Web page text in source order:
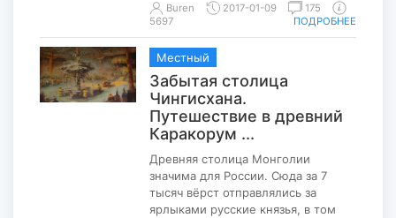
Buren 2017-01-09
175
5697
ПОДРОБНЕЕ
Местный
Забытая столица
Чингисхана.
Путешествие в древний
Каракорум ...
Древняя столица Монголии
значима для России. Сюда за 7
тысяч вёрст отправлялись за
ярлыками русские князья, в том